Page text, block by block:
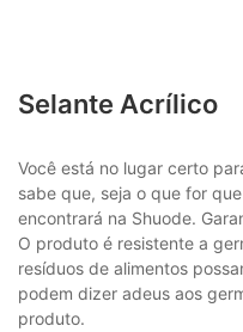
Selante Acrílico
Você está no lugar certo
sabe que, seja o que for
encontrará na Shuode.
O produto é resistente a
resíduos de alimentos
podem dizer adeus aos
produto.